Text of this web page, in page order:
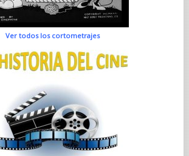
Ver todos los cortometrajes